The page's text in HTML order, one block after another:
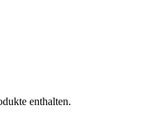
enthalten.